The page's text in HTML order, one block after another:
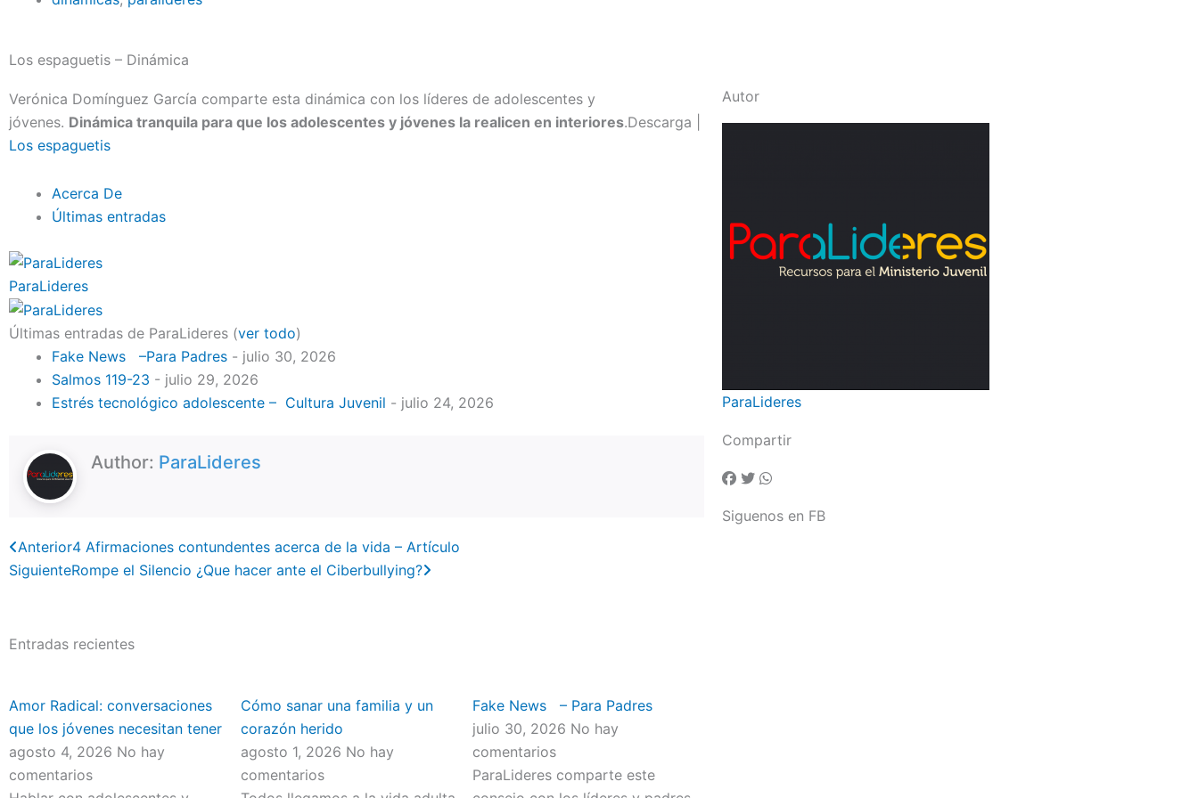
Los espaguetis – Dinámica
Verónica Domínguez García comparte esta dinámica con los líderes de adolescentes y
jóvenes. Dinámica tranquila para que los adolescentes y jóvenes la realicen en interiores.Descarga |
Los espaguetis
Acerca De
Últimas entradas
ParaLideres
Últimas entradas de ParaLideres (ver todo)
Fake News –Para Padres - julio 30, 2026
Salmos 119-23 - julio 29, 2026
Estrés tecnológico adolescente – Cultura Juvenil - julio 24, 2026
Author: ParaLideres
Previo
Anterior4 Afirmaciones contundentes acerca de la vida – Artículo
SiguienteRompe el Silencio ¿Que hacer ante el Ciberbullying?
Next
Entradas recientes
Amor Radical: conversaciones
que los jóvenes necesitan tener
agosto 4, 2026 No hay
comentarios
Cómo sanar una familia y un
corazón herido
agosto 1, 2026 No hay
comentarios
Fake News – Para Padres
julio 30, 2026 No hay
comentarios
ParaLideres comparte este
Autor
ParaLideres
Compartir
Siguenos en FB